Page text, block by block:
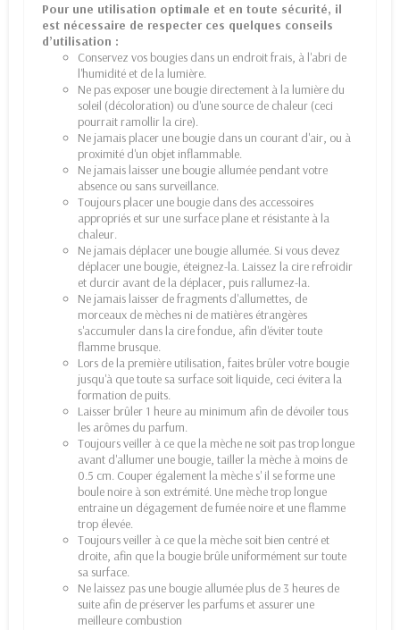
Pour une utilisation optimale et en toute sécurité, il
est nécessaire de respecter ces quelques conseils
d’utilisation :
Conservez vos bougies dans un endroit frais, à l'abri de
l'humidité et de la lumière.
Ne pas exposer une bougie directement à la lumière du
soleil (décoloration) ou d'une source de chaleur (ceci
pourrait ramollir la cire).
Ne jamais placer une bougie dans un courant d'air, ou à
proximité d'un objet inflammable.
Ne jamais laisser une bougie allumée pendant votre
absence ou sans surveillance.
Toujours placer une bougie dans des accessoires
appropriés et sur une surface plane et résistante à la
chaleur.
Ne jamais déplacer une bougie allumée. Si vous devez
déplacer une bougie, éteignez-la. Laissez la cire refroidir
et durcir avant de la déplacer, puis rallumez-la.
Ne jamais laisser de fragments d'allumettes, de
morceaux de mèches ni de matières étrangères
s'accumuler dans la cire fondue, afin d'éviter toute
flamme brusque.
Lors de la première utilisation, faites brûler votre bougie
jusqu'à que toute sa surface soit liquide, ceci évitera la
formation de puits.
Laisser brûler 1 heure au minimum afin de dévoiler tous
les arômes du parfum.
Toujours veiller à ce que la mèche ne soit pas trop longue
avant d'allumer une bougie, tailler la mèche à moins de
0.5 cm. Couper également la mèche s' il se forme une
boule noire à son extrémité. Une mèche trop longue
entraine un dégagement de fumée noire et une flamme
trop élevée.
Toujours veiller à ce que la mèche soit bien centré et
droite, afin que la bougie brûle uniformément sur toute
sa surface.
Ne laissez pas une bougie allumée plus de 3 heures de
suite afin de préserver les parfums et assurer une
meilleure combustion